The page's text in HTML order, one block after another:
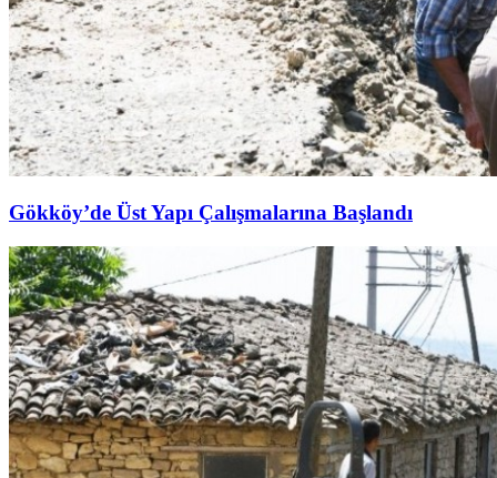
Gökköy’de Üst Yapı Çalışmalarına Başlandı